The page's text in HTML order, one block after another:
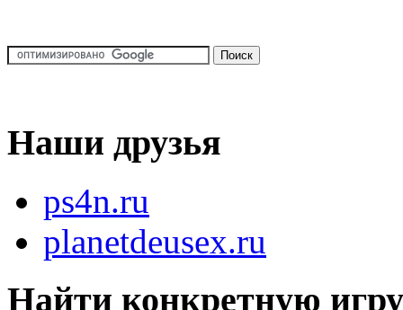
Наши друзья
ps4n.ru
planetdeusex.ru
Найти конкретную